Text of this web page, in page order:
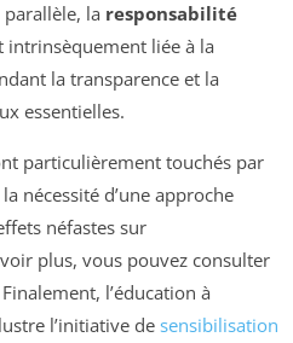
la responsabilité
intrinsèquement liée à la
la transparence et la
essentielles.
particulièrement touchés par
nécessité d’une approche
néfastes sur
plus, vous pouvez consulter
Finalement, l’éducation à
l’initiative de sensibilisation